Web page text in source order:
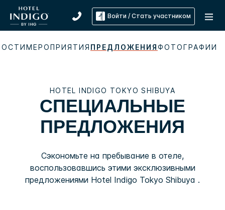
Войти / Стать участником
МЕРОПРИЯТИЯ ПРЕДЛОЖЕНИЯФОТОГРАФИИ
HOTEL INDIGO TOKYO SHIBUYA
СПЕЦИАЛЬНЫЕ
ПРЕДЛОЖЕНИЯ
Сэкономьте на пребывание в отеле,
воспользовавшись этими эксклюзивными
предложениями Hotel Indigo Tokyo Shibuya .